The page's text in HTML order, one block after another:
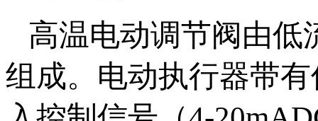
高温电动调节阀由低
组成。电动执行器带